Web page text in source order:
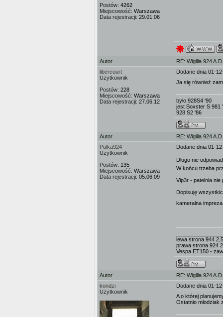
Postów: 4262
Miejscowość: Warszawa
Data rejestracji: 29.01.06
Autor
RE: Wigilia 924
libercourt
Użytkownik
Postów: 228
Miejscowość: Warszawa
Data rejestracji: 27.06.12
Dodane dnia 01-
Ja się również
było 928S4 '90
jest Boxster S 981
928 S2 '86
Autor
RE: Wigilia 924
Pulka924
Użytkownik
Postów: 135
Miejscowość: Warszawa
Data rejestracji: 05.06.09
Dodane dnia 01-
Długo nie
W końcu trzeba
Vip3r - patelnia nie
Dopisuję
kameralna
lewa strona 944
prawa strona 924
Vespa ET150 -
Autor
RE: Wigilia 924
kondzi
Użytkownik
Dodane dnia 01-
A o której
Ostatnio młodziak